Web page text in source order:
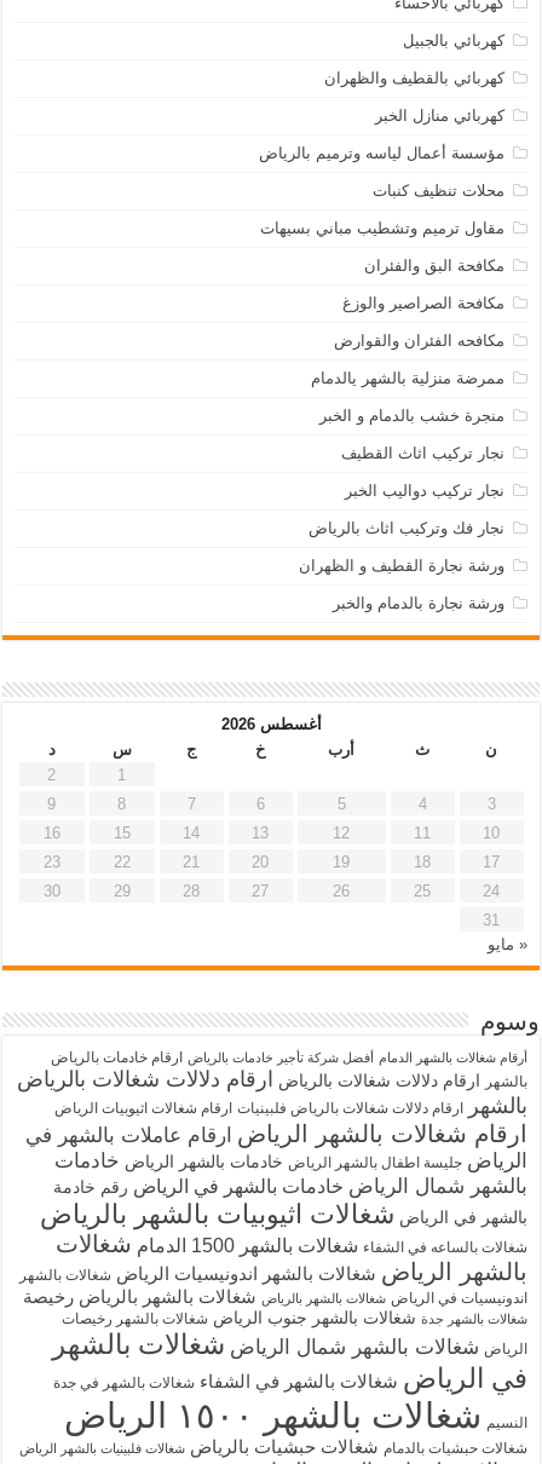
كهربائي بالجبيل
كهربائي بالقطيف والظهران
كهربائي منازل الخبر
مؤسسة أعمال لياسه وترميم بالرياض
محلات تنظيف كنبات
مقاول ترميم وتشطيب مباني بسيهات
مكافحة البق والفئران
مكافحة الصراصير والوزغ
مكافحه الفئران والقوارض
ممرضة منزلية بالشهر يالدمام
منجرة خشب بالدمام و الخبر
نجار تركيب اثاث القطيف
نجار تركيب دواليب الخبر
نجار فك وتركيب اثاث بالرياض
ورشة نجارة القطيف و الظهران
ورشة نجارة بالدمام والخبر
أغسطس 2026
ن
ث أرب خ ج س
د
1
2
3
4
5
6
7
8
9
10
11
12
13
14
15
16
17
18
19
20
21
22
23
24
25
26
27
28
29
30
31
« مايو
وسوم
أرقام شغالات بالشهر الدمام أفضل شركة تأجير خادمات بالرياض
ارقام خادمات بالرياض
بالشهر
ارقام دلالات شغالات بالرياض ارقام دلالات شغالات بالرياض
بالشهر
ارقام دلالات شغالات بالرياض فلبينيات ارقام شغالات اثيوبيات الرياض
ارقام شغالات بالشهر الرياض ارقام عاملات بالشهر في
الرياض جليسة اطفال بالشهر الرياض خادمات بالشهر الرياض خادمات
بالشهر شمال الرياض خادمات بالشهر في الرياض رقم خادمة
بالشهر في الرياض شغالات اثيوبيات بالشهر بالرياض
شغالات بالساعه في الشفاء شغالات بالشهر 1500 الدمام
شغالات
بالشهر الرياض شغالات بالشهر اندونيسيات الرياض شغالات بالشهر
اندونيسيات في الرياض شغالات بالشهر بالرياض شغالات بالشهر بالرياض رخيصة
شغالات بالشهر جدة شغالات بالشهر جنوب الرياض شغالات بالشهر رخيصات
الرياض شغالات بالشهر شمال الرياض شغالات بالشهر
في الرياض شغالات بالشهر في الشفاء شغالات بالشهر في جدة
النسيم شغالات بالشهر ١٥٠٠ الرياض
شغالات حبشيات بالدمام شغالات حبشيات بالرياض شغالات فلبينيات بالشهر الرياض